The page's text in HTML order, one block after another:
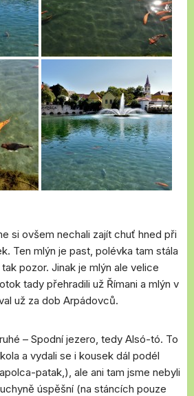
si ovšem nechali zajít chuť hned při
Ten mlýn je past, polévka tam stála
pozor. Jinak je mlýn ale velice
tady přehradili už Římani a mlýn v
už za dob Arpádovců.
– Spodní jezero, tedy Alsó-tó. To
a vydali se i kousek dál podél
patak,), ale ani tam jsme nebyli
úspěšní (na stáncích pouze